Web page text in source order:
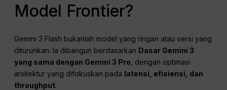
Model Frontier?
Gemini 3 Flash bukanlah model yang ringan atau versi yang
diturunkan. Ia dibangun berdasarkan Dasar Gemini 3
yang sama dengan Gemini 3 Pro , dengan optimasi
arsitektur yang difokuskan pada latensi, efisiensi, dan
throughput.